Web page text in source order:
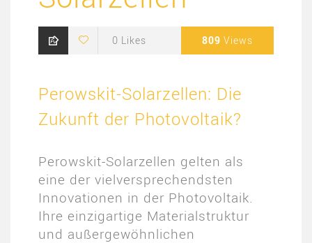
0 Likes 809 Views
Perowskit-Solarzellen: Die
Zukunft der Photovoltaik?
Perowskit-Solarzellen gelten als
eine der vielversprechendsten
Innovationen in der Photovoltaik.
Ihre einzigartige Materialstruktur
und außergewöhnlichen